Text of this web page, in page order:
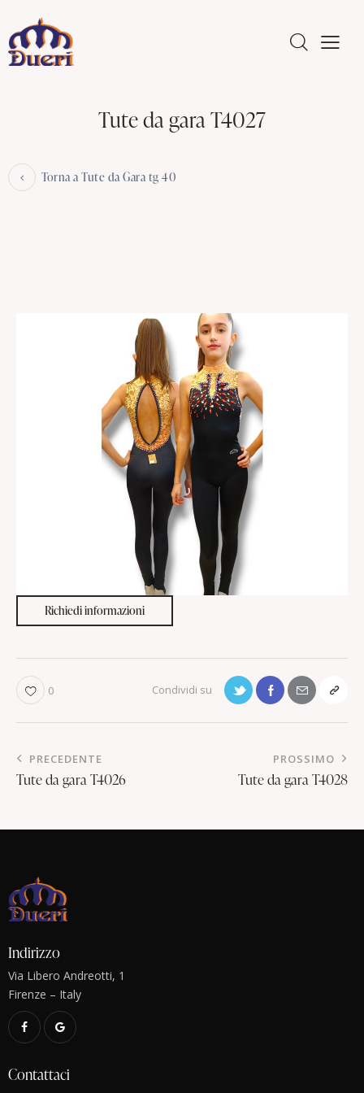
Tute da gara T4027
Torna a Tute da Gara tg 40
Richiedi informazioni
0
PRECEDENTE
Tute da gara T4026
PROSSIMO
Tute da gara T4028
Indirizzo
Via Libero Andreotti, 1
Firenze – Italy
Contattaci